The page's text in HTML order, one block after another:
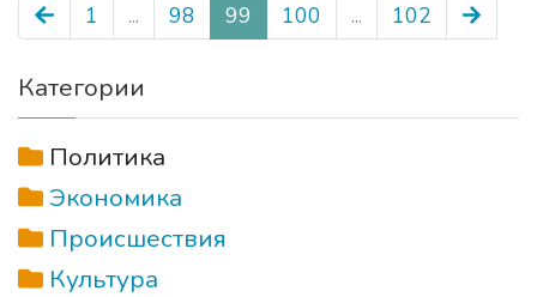
1 ... 98 99 100 ... 102
Категории
Политика
Экономика
Происшествия
Культура